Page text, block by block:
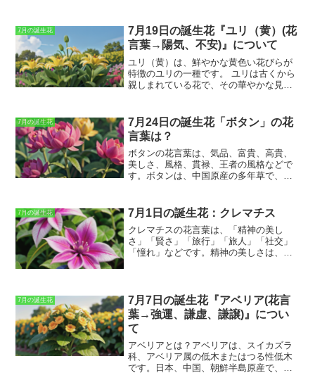
をしています。花期は5～7月で、茎の先
端に黄色の花を咲かせます。花は直径2～
3cmほどで、花びらは5枚です。ムギワラ
ギクは、花言葉が「健やか」「明るい未
来」「清々しさ」です。
また、花色が黄
色であることから、「金運アップ」や
れるほか、漢方薬としても用いられま
す。
7月の誕生花
7月19日の誕生花『ユリ（黄）(花
言葉→陽気、不安)』について
ユリ（黄）は、鮮やかな黄色い花びらが
特徴のユリの一種です。
ユリは古くから
親しまれている花で、その華やかな見た
も様々です。 ユリ（黄）は、その中でも
特に明るく華やかな色合いを持つ品種で
す。ユリ（黄）は、主に夏に咲く花で
す。 その花言葉は「陽気」「不安」で
す。「陽気」は、ユリ（黄）の明るく華
やかな色合いからイメージされたもの
ることからイメージされたものです。
リ（黄）は、花壇や鉢植えなどで栽培す
ることができます。 日当たりと水はけの
良い場所を好みます。 ユリ（黄）は、そ
の華やかな見た目から、フラワーアレン
7月の誕生花
7月24日の誕生花「ボタン」の花
言葉は？
ボタンの花言葉は、気品、富貴、高貴、
美しさ、風格、貫禄、王者の風格などで
す。ボタンは、中国原産の多年草で、日
ボタンは、花を愛でるだけでなく、薬用
としても利用されてきました。ボタンの
根は、鎮痛剤や解熱剤として、ボタンの
花は、咳止めや鎮静剤として用いられて
きました。ボタンは、縁起の良い花とさ
があります。
7月の誕生花 7月1日の誕生花：クレマチス
クレマチスの花言葉は、「精神の美し
さ」「賢さ」「旅行」「旅人」「社交」
「憧れ」などです。精神の美しさは、ク
います。旅行や旅人は、クレマチスの花
が世界中に分布していることからイメー
ジされています。社交は、クレマチスの
花が人々を惹きつける魅力を持っている
ことからイメージされています。憧れ
は、クレマチスの花が美しいことからイ
メージされています。
7月の誕生花
7月7日の誕生花『アベリア(花言
葉→強運、謙虚、謙譲)』につい
て
アベリアとは？ アベリアは、 スイカズラ
科、アベリア属の低木またはつる性低木
です。
日本、中国、朝鮮半島原産で、 花